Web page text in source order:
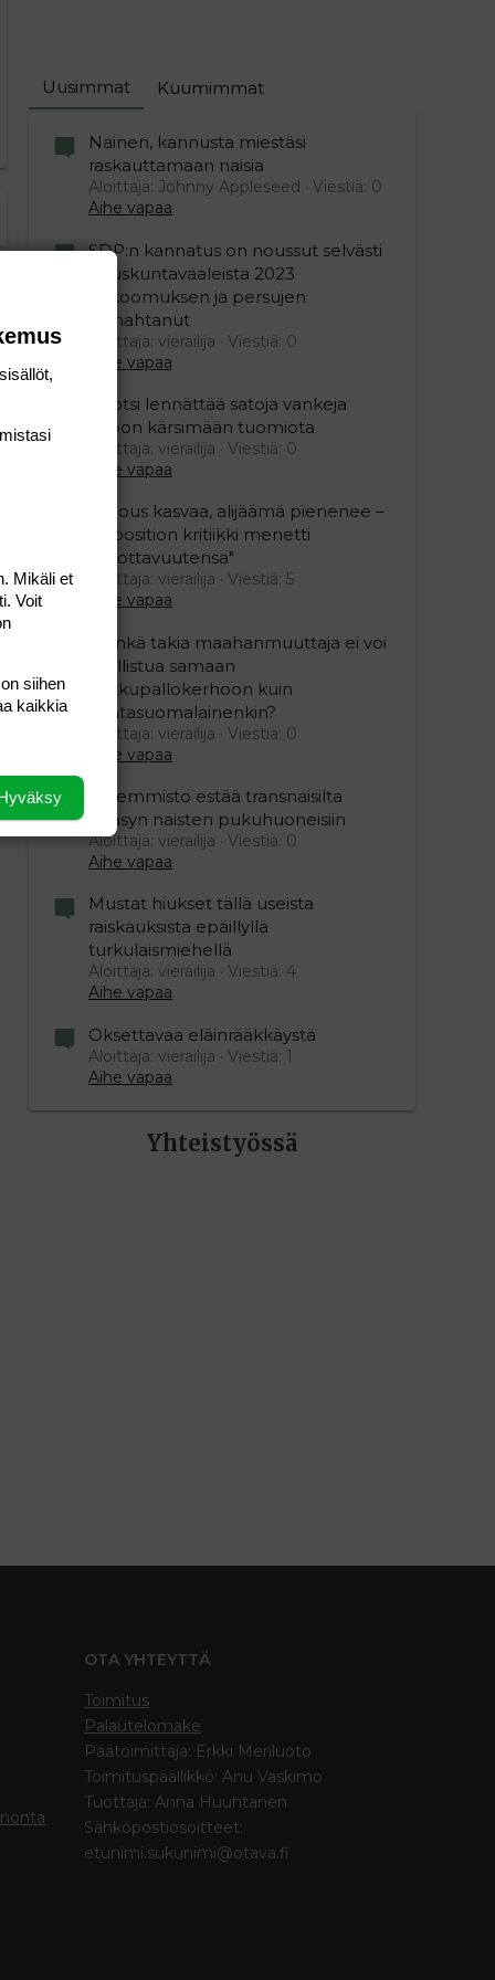
Uusimmat Kuumimmat
Nainen, kannusta miestäsi
raskauttamaan naisia
Aloittaja: Johnny Appleseed
Viestiä: 0
Aihe vapaa
SDP:n kannatus on noussut selvästi
eduskuntavaaleista 2023
kokoomuksen ja persujen
romahtanut
Aloittaja: vierailija
Viestiä: 0
Aihe vapaa
Ruotsi lennättää satoja vankeja
Viroon kärsimään tuomiota
Aloittaja: vierailija
Viestiä: 0
Aihe vapaa
"Talous kasvaa, alijäämä pienenee –
opposition kritiikki menetti
uskottavuutensa"
Aloittaja: vierailija
Viestiä: 5
Aihe vapaa
”Minkä takia maahanmuuttaja ei voi
osallistua samaan
potkupallokerhoon kuin
kantasuomalainenkin?
Aloittaja: vierailija
Viestiä: 0
Aihe vapaa
Vasemmisto estää transnaisilta
pääsyn naisten pukuhuoneisiin
Aloittaja: vierailija
Viestiä: 0
Aihe vapaa
Mustat hiukset tällä useista
raiskauksista epäillyllä
turkulaismiehellä
Aloittaja: vierailija
Viestiä: 4
Aihe vapaa
Oksettavaa eläinrääkkäystä
Aloittaja: vierailija
Viestiä: 1
Aihe vapaa
Yhteistyössä
OTA YHTEYTTÄ
Toimitus
Palautelomake
Päätoimittaja: Erkki Meriluoto
Toimituspäällikkö: Anu Vaskimo
Tuottaja: Anna Huuhtanen
Sähköpostiosoitteet:
etunimi.sukunimi@otava.fi
Mikäli et
Voit
siihen
kaikkia